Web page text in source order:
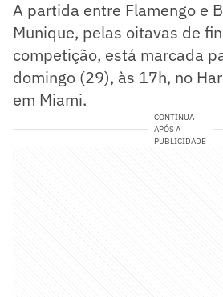
A partida entre Flamengo e
Munique, pelas oitavas de
competição, está marcada
domingo (29), às 17h, no
em Miami.
CONTINUA
APÓS A
PUBLICIDADE